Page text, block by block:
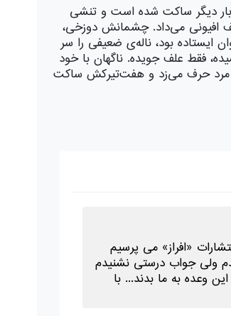
دیگر ساكت شده است و تنشی
افیونی می‌داد. چشمانش دوزخی،
بود، ناله‌ی ضعیفی را سر
فقط علف جویده. ناگهان با خود
مرد حرف می‌زد و هفت‌تیركش ساكت
«افراز» می پرسیم
ولی جواب درستی نشنیدم
وعده به ما بدند... با